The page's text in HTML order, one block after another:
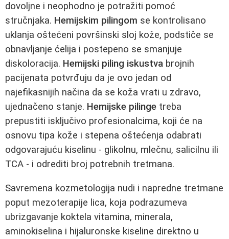
dovoljne i neophodno je potražiti pomoć
stručnjaka. Hemijskim pilingom se kontrolisano
uklanja oštećeni površinski sloj kože, podstiče se
obnavljanje ćelija i postepeno se smanjuje
diskoloracija. Hemijski piling iskustva brojnih
pacijenata potvrđuju da je ovo jedan od
najefikasnijih načina da se koža vrati u zdravo,
ujednačeno stanje. Hemijske pilinge treba
prepustiti isključivo profesionalcima, koji će na
osnovu tipa kože i stepena oštećenja odabrati
odgovarajuću kiselinu - glikolnu, mlečnu, salicilnu ili
TCA - i odrediti broj potrebnih tretmana.
Savremena kozmetologija nudi i napredne tretmane
poput mezoterapije lica, koja podrazumeva
ubrizgavanje koktela vitamina, minerala,
aminokiselina i hijaluronske kiseline direktno u